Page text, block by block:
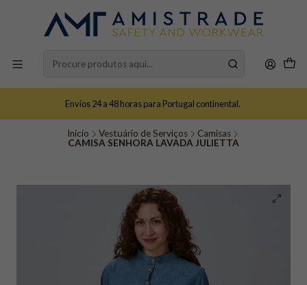
Envios 24 a 48 horas para Portugal continental.
Início Vestuário de Serviços
Camisas
CAMISA SENHORA LAVADA JULIETTA